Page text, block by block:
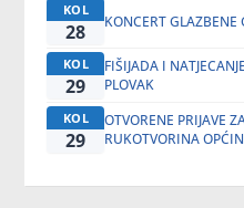
KOL
28 KONCERT GLAZBENE
KOL
29
FIŠIJADA I
PLOVAK
KOL
29
OTVORENE PRIJAVE
RUKOTVORINA